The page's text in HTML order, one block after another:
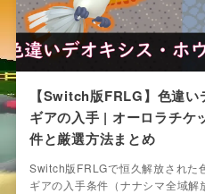
【Switch版FRLG】色違
ギアの入手 | オーロラチケ
件と厳選方法まとめ
Switch版FRLGで恒久解放された
ギアの入手条件（ナナシマ全域解